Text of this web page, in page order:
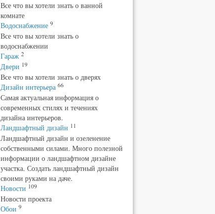
Все что вы хотели знать о ванной
комнате
Водоснабжение 9
Все что вы хотели знать о
водоснабжении
Гараж 2
Двери 19
Все что вы хотели знать о дверях
Дизайн интерьера 66
Самая актуальная информация о
современных стилях и течениях
дизайна интерьеров.
Ландшафтный дизайн 11
Ландшафтный дизайн и озеленение
собственными силами. Много полезной
информации о ландшафтном дизайне
участка. Создать ландшафтный дизайн
своими руками на даче.
Новости 109
Новости проекта
Обои 9